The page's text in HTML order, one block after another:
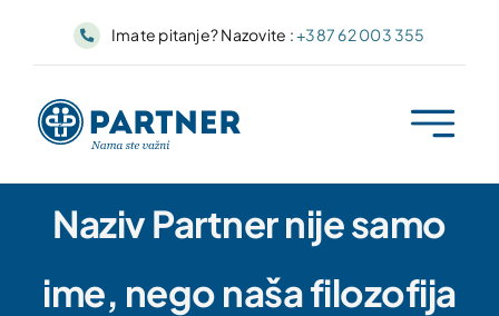
Imate pitanje? Nazovite :+387 62 003 355
Naziv Partner nije samo
ime, nego naša filozofija